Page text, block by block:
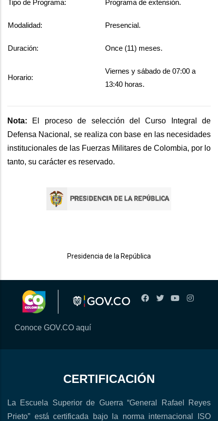
Tipo de Programa: Programa de extensión.
Modalidad: Presencial.
Duración: Once (11) meses.
Horario:
Viernes y sábado de 07:00 a
13:40 horas.
Nota: El proceso de selección del Curso Integral de
Defensa Nacional, se realiza con base en las necesidades
institucionales de las Fuerzas Militares de Colombia, por lo
tanto, su carácter es reservado.
Presidencia de la República
Conoce GOV.CO aquí
CERTIFICACIÓN
La Escuela Superior de Guerra “General Rafael Reyes
Prieto” está certificada bajo la norma internacional ISO